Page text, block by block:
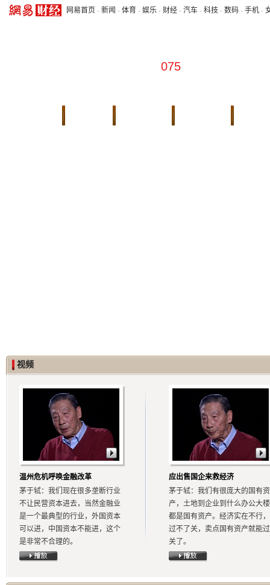
网易首页 - 新闻 - 体育 - 娱乐 - 财经 - 汽车 - 科技 - 数码 - 手机 -
075
视频
温州危机呼唤金融改革
茅于轼：我们现在很多垄断行业
不让民营资本进去，当然金融业
是一个最典型的行业，外国资本
可以进，中国资本不能进，这个
是非常不合理的。
应出售国企来救经济
茅于轼：我们有很庞大的国有资
产，土地到企业到什么办公大楼
都是国有资产。经济实在不行，
过不了关，卖点国有资产就能过
关了。